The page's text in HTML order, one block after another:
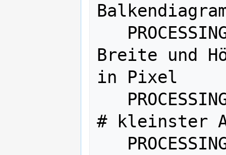
Breite und
in Pixel
# kleinster